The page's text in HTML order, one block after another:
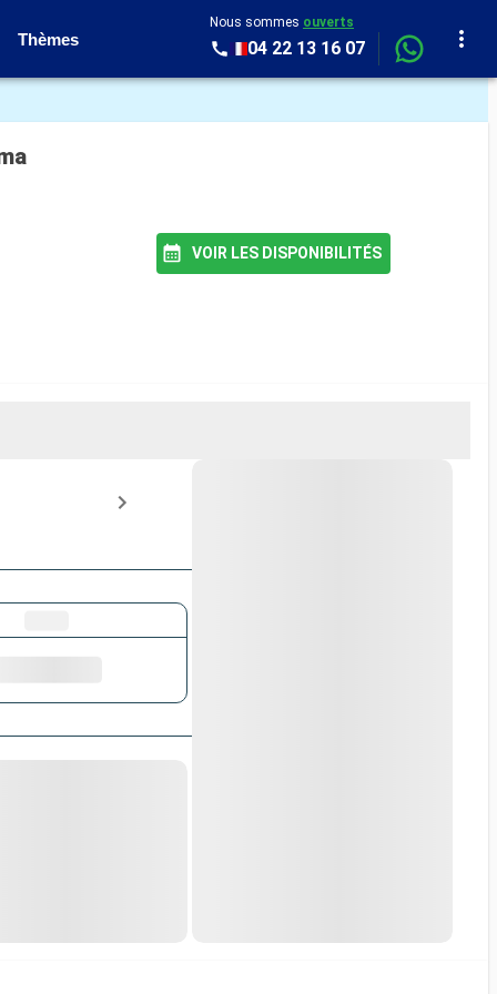
Thèmes
Nous sommes ouverts
04 22 13 16 07
VOIR LES DISPONIBILITÉS